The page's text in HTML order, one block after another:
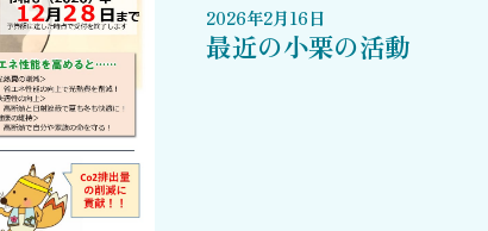
2026年2月16日
最近の小栗の活動